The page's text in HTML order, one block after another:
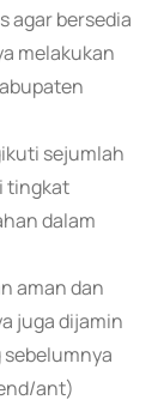
agar bersedia
melakukan
sejumlah
tingkat
dalam
aman dan
juga dijamin
ant)